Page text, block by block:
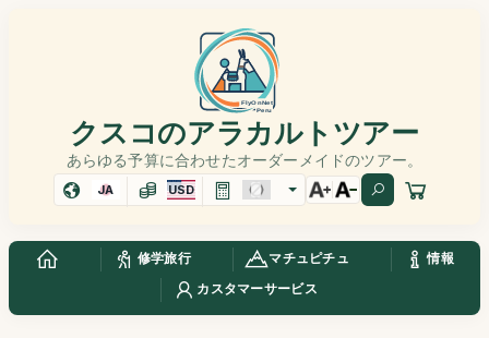
クスコのアラカルトツアー
あらゆる予算に合わせたオーダーメイドのツアー。
JA USD
修学旅行 マチュピチュ
情報
カスタマーサービス